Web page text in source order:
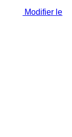
Modifier le